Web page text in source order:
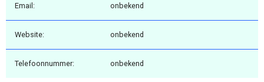
Email: onbekend
Website: onbekend
Telefoonnummer: onbekend